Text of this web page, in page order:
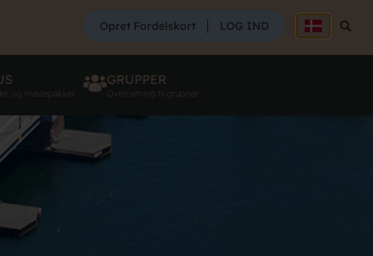
SØG
Søg
Opret Fordelskort LOG IND
og mødepakker
GRUPPER
Overnatning til grupper